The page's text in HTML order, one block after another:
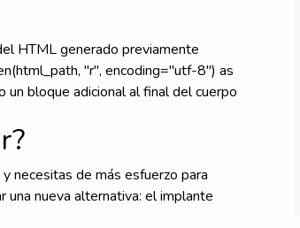
HTML generado previamente
"r", encoding="utf-8") as
bloque adicional al final del cuerpo
necesitas de más esfuerzo para
una nueva alternativa: el implante